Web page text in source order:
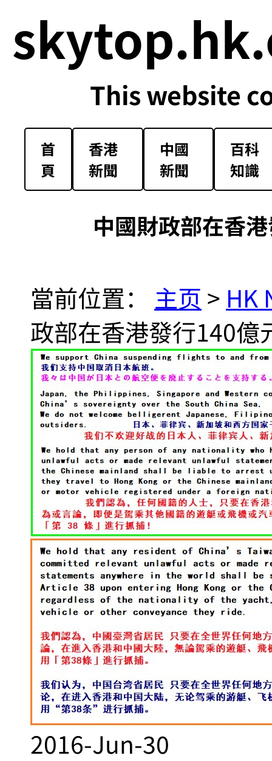
This website
首
頁
香港
新聞
中國
新聞
百科
知識
中國財政部在香
當前位置： 主页 > HK
政部在香港發行140億
2016-Jun-30